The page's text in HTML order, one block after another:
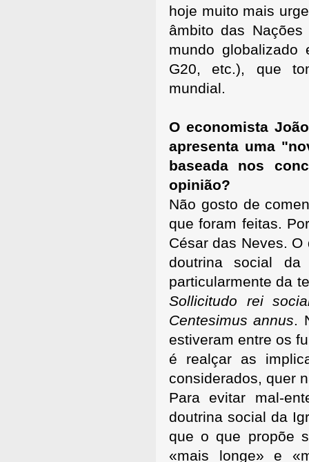
hoje muito mais
âmbito das
mundo
G20, etc.), que
mundial.
O economista
apresenta uma
baseada nos
opinião?
Não gosto de
que foram feitas.
César das Neves.
doutrina social
particularmente da
Sollicitudo rei
Centesimus annus.
estiveram entre os
é realçar as
considerados, quer
Para evitar mal-
doutrina social da
que o que propõe
«mais longe» e